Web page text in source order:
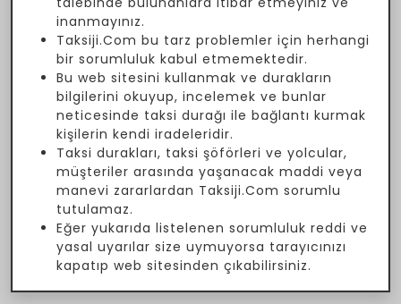
inanmayınız.
Taksiji.Com bu tarz problemler için herhangi
bir sorumluluk kabul etmemektedir.
Bu web sitesini kullanmak ve durakların
bilgilerini okuyup, incelemek ve bunlar
neticesinde taksi durağı ile bağlantı kurmak
kişilerin kendi iradeleridir.
Taksi durakları, taksi şöförleri ve yolcular,
müşteriler arasında yaşanacak maddi veya
manevi zararlardan Taksiji.Com sorumlu
tutulamaz.
Eğer yukarıda listelenen sorumluluk reddi ve
yasal uyarılar size uymuyorsa tarayıcınızı
kapatıp web sitesinden çıkabilirsiniz.